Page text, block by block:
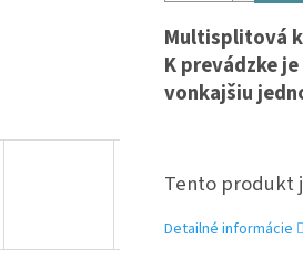
Multisplitová
Kprevádzke
vonkajšiu
Tento produkt
Detailné informácie